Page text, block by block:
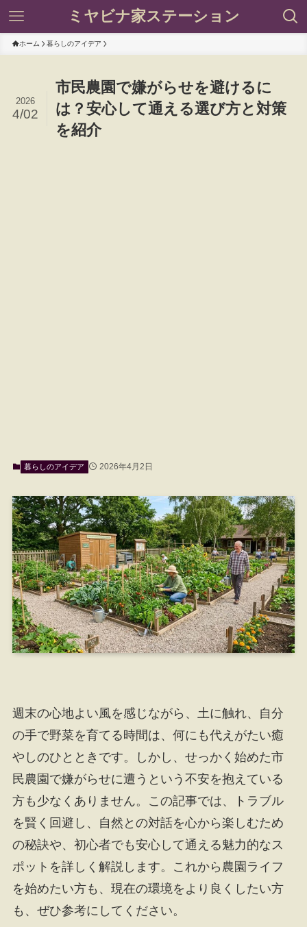
ミヤビナ家ステーション
ホーム 暮らしのアイデア
市民農園で嫌がらせを避けるに
は？安心して通える選び方と対策
を紹介
2026
4/02
暮らしのアイデア 2026年4月2日
週末の心地よい風を感じながら、土に触れ、自分
の手で野菜を育てる時間は、何にも代えがたい癒
やしのひとときです。しかし、せっかく始めた市
民農園で嫌がらせに遭うという不安を抱えている
方も少なくありません。この記事では、トラブル
を賢く回避し、自然との対話を心から楽しむため
の秘訣や、初心者でも安心して通える魅力的なス
ポットを詳しく解説します。これから農園ライフ
を始めたい方も、現在の環境をより良くしたい方
も、ぜひ参考にしてください。